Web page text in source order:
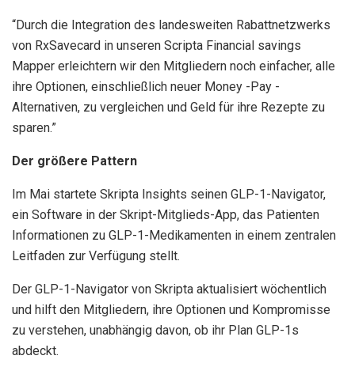
“Durch die Integration des landesweiten Rabattnetzwerks
von RxSavecard in unseren Scripta Financial savings
Mapper erleichtern wir den Mitgliedern noch einfacher, alle
ihre Optionen, einschließlich neuer Money -Pay -
Alternativen, zu vergleichen und Geld für ihre Rezepte zu
sparen.”
Der größere Pattern
Im Mai startete Skripta Insights seinen GLP-1-Navigator,
ein Software in der Skript-Mitglieds-App, das Patienten
Informationen zu GLP-1-Medikamenten in einem zentralen
Leitfaden zur Verfügung stellt.
Der GLP-1-Navigator von Skripta aktualisiert wöchentlich
und hilft den Mitgliedern, ihre Optionen und Kompromisse
zu verstehen, unabhängig davon, ob ihr Plan GLP-1s
abdeckt.